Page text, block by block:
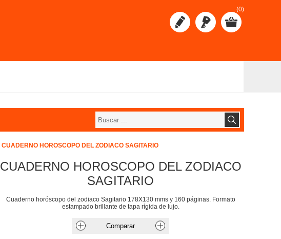
(0)
CUADERNO HOROSCOPO DEL ZODIACO SAGITARIO
CUADERNO HOROSCOPO DEL ZODIACO
SAGITARIO
Cuaderno horóscopo del zodiaco Sagitario 178X130 mms y 160 páginas. Formato
estampado brillante de tapa rígida de lujo.